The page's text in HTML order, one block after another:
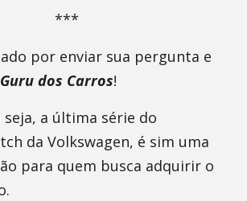
***
por enviar sua pergunta e
Guru dos Carros!
seja, a última série do
da Volkswagen, é sim uma
para quem busca adquirir o